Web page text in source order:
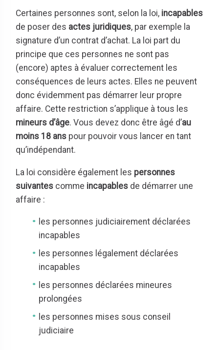
Certaines personnes sont, selon la loi, incapables
de poser des actes juridiques, par exemple la
signature d’un contrat d’achat. La loi part du
principe que ces personnes ne sont pas
(encore) aptes à évaluer correctement les
conséquences de leurs actes. Elles ne peuvent
donc évidemment pas démarrer leur propre
affaire. Cette restriction s’applique à tous les
mineurs d’âge. Vous devez donc être âgé d’au
moins 18 ans pour pouvoir vous lancer en tant
qu’indépendant.
La loi considère également les personnes
suivantes comme incapables de démarrer une
affaire :
les personnes judiciairement déclarées
incapables
les personnes légalement déclarées
incapables
les personnes déclarées mineures
prolongées
les personnes mises sous conseil
judiciaire